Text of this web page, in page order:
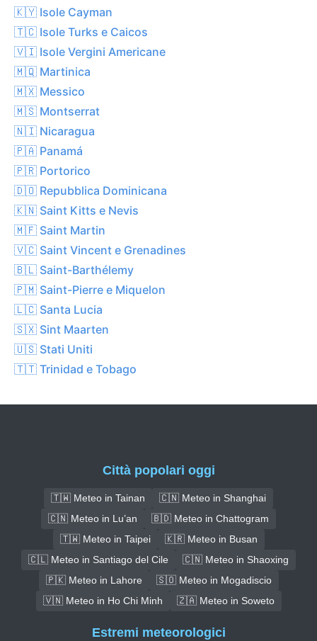
🇰🇾 Isole Cayman
🇹🇨 Isole Turks e Caicos
🇻🇮 Isole Vergini Americane
🇲🇶 Martinica
🇲🇽 Messico
🇲🇸 Montserrat
🇳🇮 Nicaragua
🇵🇦 Panamá
🇵🇷 Portorico
🇩🇴 Repubblica Dominicana
🇰🇳 Saint Kitts e Nevis
🇲🇫 Saint Martin
🇻🇨 Saint Vincent e Grenadines
🇧🇱 Saint-Barthélemy
🇵🇲 Saint-Pierre e Miquelon
🇱🇨 Santa Lucia
🇸🇽 Sint Maarten
🇺🇸 Stati Uniti
🇹🇹 Trinidad e Tobago
Città popolari oggi
🇹🇼 Meteo in Tainan
🇨🇳 Meteo in Shanghai
🇨🇳 Meteo in Lu’an
🇧🇩 Meteo in Chattogram
🇹🇼 Meteo in Taipei
🇰🇷 Meteo in Busan
🇨🇱 Meteo in Santiago del Cile
🇨🇳 Meteo in Shaoxing
🇵🇰 Meteo in Lahore
🇸🇴 Meteo in Mogadiscio
🇻🇳 Meteo in Ho Chi Minh
🇿🇦 Meteo in Soweto
Estremi meteorologici